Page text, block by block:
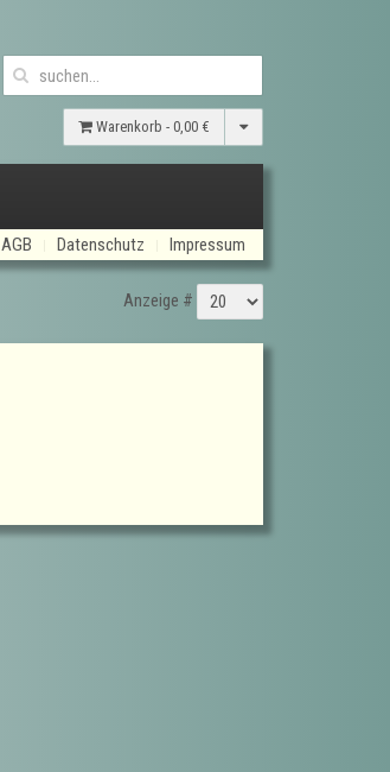
Warenkorb - 0,00 €
AGB Datenschutz Impressum
Anzeige #